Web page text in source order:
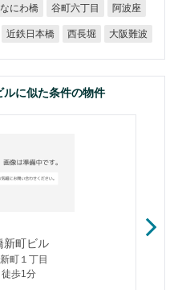
なにわ橋 谷町六丁目 阿波座
近鉄日本橋 西長堀 大阪難波
に似た条件の物件
新町ビル
町１丁目
徒歩1分